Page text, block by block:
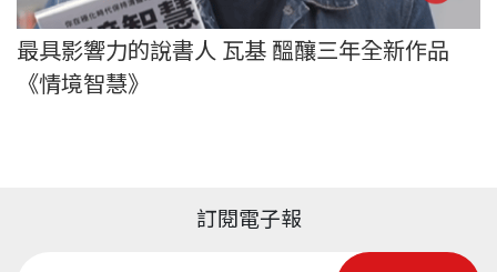
最具影響力的說書人 瓦基 醞釀三年全新作品
《情境智慧》
訂閱電子報